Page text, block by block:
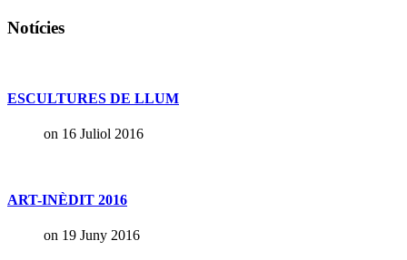
Notícies
ESCULTURES DE LLUM
on 16 Juliol 2016
ART-INÈDIT 2016
on 19 Juny 2016